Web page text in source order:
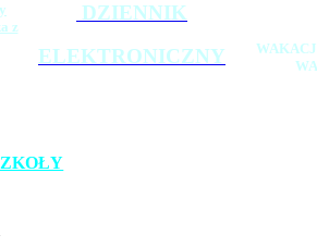
z
DZIENNIK
ELEKTRONICZNY